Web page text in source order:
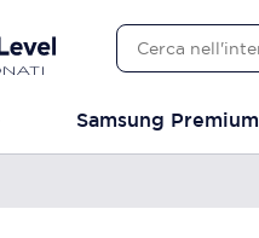
Samsung Premium